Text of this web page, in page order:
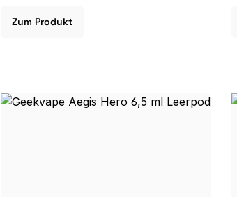
Zum Produkt